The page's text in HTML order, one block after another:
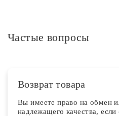
Частые вопросы
Возврат товара
Вы имеете право на обмен
надлежащего качества,